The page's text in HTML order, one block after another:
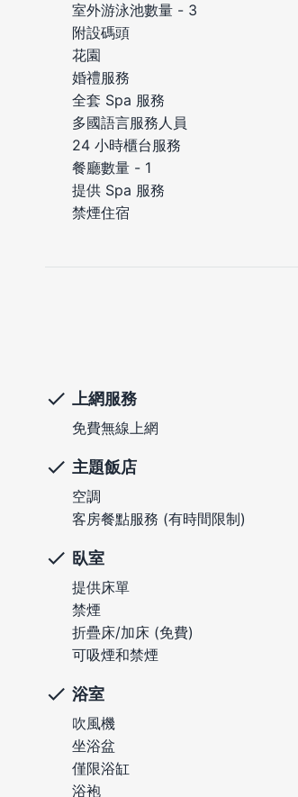
室外游泳池數量 - 3
附設碼頭
花園
婚禮服務
全套 Spa 服務
多國語言服務人員
24 小時櫃台服務
餐廳數量 - 1
提供 Spa 服務
禁煙住宿
上網服務
免費無線上網
主題飯店
空調
客房餐點服務 (有時間限制)
臥室
提供床單
禁煙
折疊床/加床 (免費)
可吸煙和禁煙
浴室
吹風機
坐浴盆
僅限浴缸
浴袍